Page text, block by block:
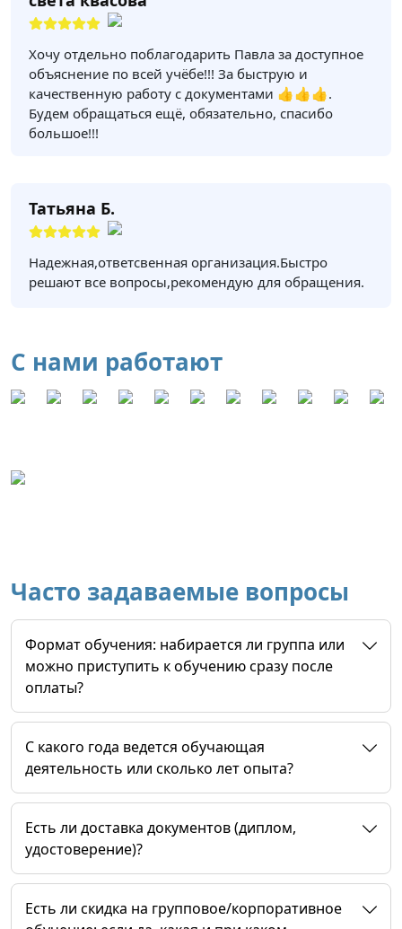
Хочу отдельно поблагодарить Павла за доступное
объяснение по всей учёбе!!! За быструю и
качественную работу с документами 👍👍👍.
Будем обращаться ещё, обязательно, спасибо
большое!!!
Татьяна Б.
Надежная,ответсвенная организация.Быстро
решают все вопросы,рекомендую для обращения.
С нами работают
Часто задаваемые вопросы
Формат обучения: набирается ли группа или
можно приступить к обучению сразу после
оплаты?
C какого года ведется обучающая
деятельность или сколько лет опыта?
Есть ли доставка документов (диплом,
удостоверение)?
Есть ли скидка на групповое/корпоративное